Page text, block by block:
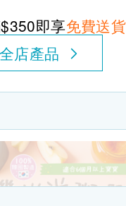
即享免費送貨
店產品